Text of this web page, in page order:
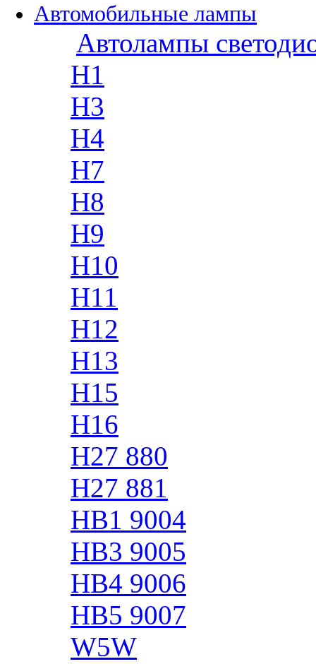
Автомобильные лампы
Автолампы
H1
H3
H4
H7
H8
H9
H10
H11
H12
H13
H15
H16
H27 880
H27 881
HB1 9004
HB3 9005
HB4 9006
HB5 9007
W5W